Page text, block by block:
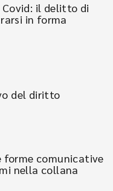
Covid: il delitto di
in forma
del diritto
forme comunicative
nella collana